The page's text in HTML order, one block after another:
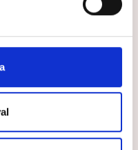
oss
hos oss